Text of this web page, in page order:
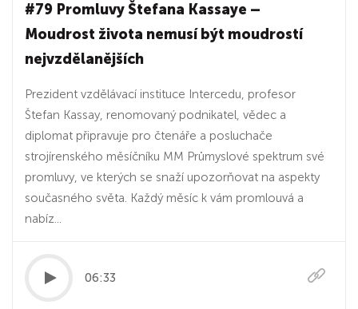
#79 Promluvy Štefana Kassaye –
Moudrost života nemusí být moudrostí
nejvzdělanějších
Prezident vzdělávací instituce Intercedu, profesor
Štefan Kassay, renomovaný podnikatel, vědec a
diplomat připravuje pro čtenáře a posluchače
strojírenského měsíčníku MM Průmyslové spektrum své
promluvy, ve kterých se snaží upozorňovat na aspekty
současného světa. Každý měsíc k vám promlouvá a
nabíz...
06:33